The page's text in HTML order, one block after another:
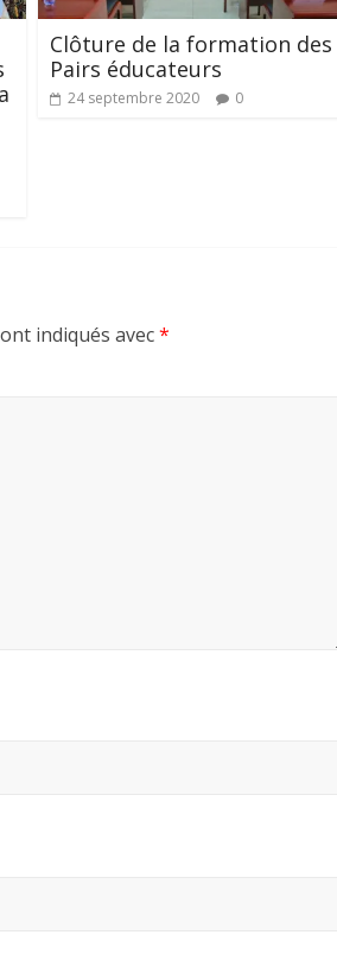
Clôture de la formation des
Pairs éducateurs
24 septembre 2020 0
indiqués avec*